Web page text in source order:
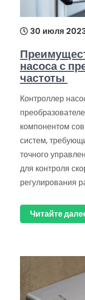
30 июля
насоса с
частоты
Контроллер
компонентом
систем,
точного
для контроля
регулирования
Читайте